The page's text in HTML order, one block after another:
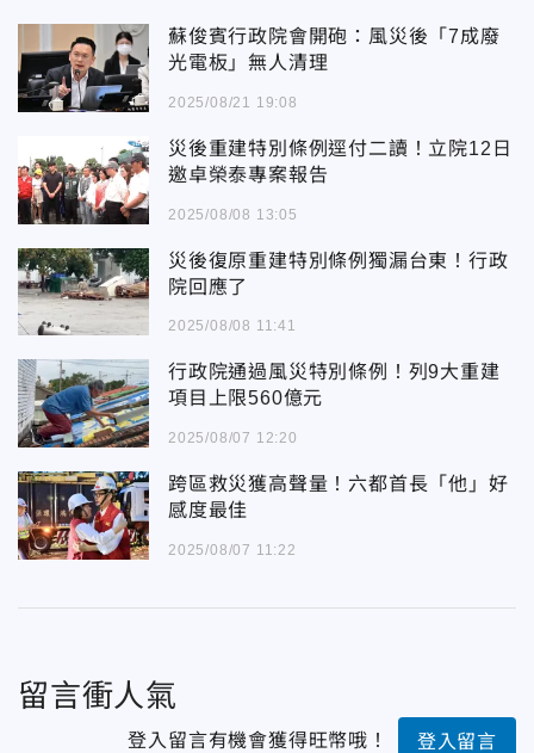
蘇俊賓行政院會開砲：風災後「7成廢
光電板」無人清理
2025/08/21 19:08
災後重建特別條例逕付二讀！立院12日
邀卓榮泰專案報告
2025/08/08 13:05
災後復原重建特別條例獨漏台東！行政
院回應了
2025/08/08 11:41
行政院通過風災特別條例！列9大重建
項目上限560億元
2025/08/07 12:20
跨區救災獲高聲量！六都首長「他」好
感度最佳
2025/08/07 11:22
留言衝人氣
登入留言有機會獲得旺幣哦！ 登入留言